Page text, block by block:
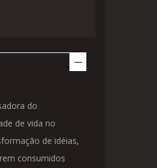
do
de vida no
de idéias,
consumidos